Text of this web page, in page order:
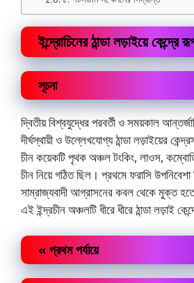
ইন্দ্রোচিনের ঠান্ডা লড়াইয়ে কেন্দ্রে
সূচনা
দ্বিতীয় বিশ্বযুদ্ধের পরবর্তী ও সময়কাল
দীর্ঘস্থায়ী ও উল্লেখযোগ্য ঠান্ডা লড়াইয়ের
চীন কয়েকটি পৃথক অঞ্চল টংকিং, লাওস,
চীন নিয়ে গঠিত ছিল। প্রথমে ফরাসি
সাম্রাজ্যবাদী আগ্রাসনের কবল থেকে মুক্ত হতে
এই ইন্দ্রচীন অঞ্চলটি ধীরে ধীরে ঠান্ডা লড়াই
« প্রথম পর্যায়ে